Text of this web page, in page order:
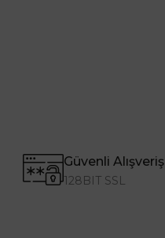
Güvenli Alışveriş
128BIT SSL